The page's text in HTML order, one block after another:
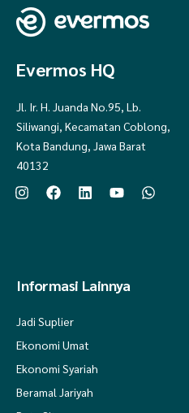
Evermos HQ
Jl. Ir. H. Juanda No.95, Lb.
Siliwangi, Kecamatan Coblong,
Kota Bandung, Jawa Barat
40132
Informasi Lainnya
Jadi Suplier
Ekonomi Umat
Ekonomi Syariah
Beramal Jariyah